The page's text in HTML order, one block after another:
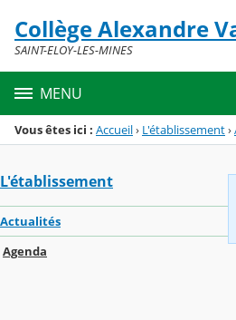
Menu de la rubrique
Contenu
Collège Alexandre
SAINT-ELOY-LES-MINES
MENU
Vous êtes ici : Accueil› L'établissement›
L'établissement
Actualités
Agenda